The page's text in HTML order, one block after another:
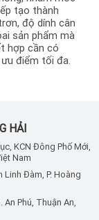
tạo thành
độ dính cân
sản phẩm mà
hợp cần có
điểm tối đa.
HẢI
KCN Đông Phố Mới,
Nam
Linh Đàm, P. Hoàng
An Phú, Thuận An,